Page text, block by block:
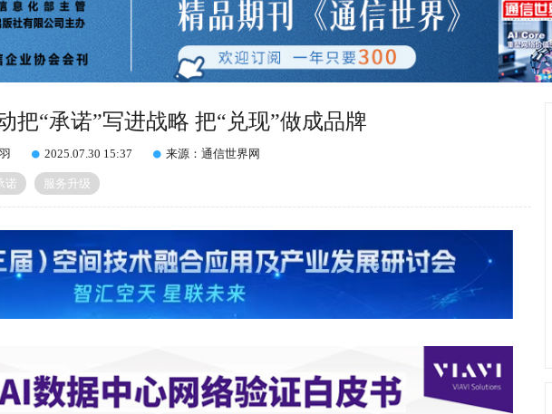
把“承诺”写进战略 把“兑现”做成品牌
2025.07.30 15:37 来源：通信世界网
诺 服务升级